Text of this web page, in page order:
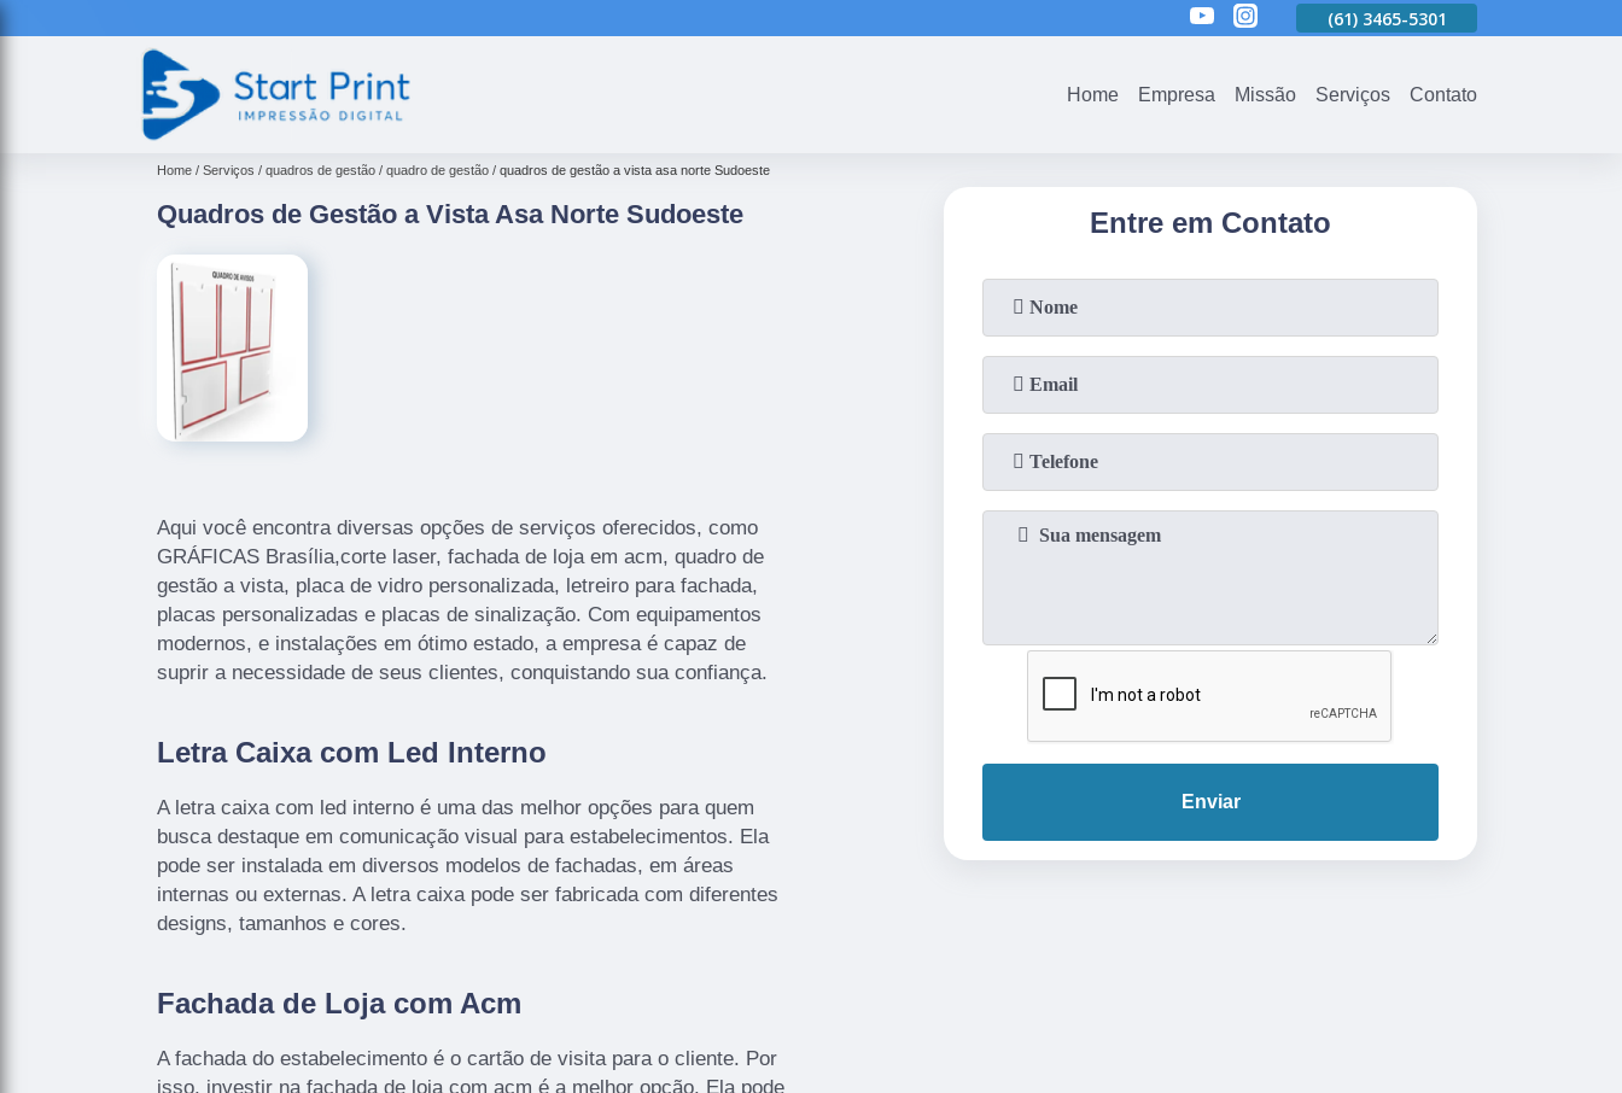
3465-5301 (61) 3465-5301
Home Empresa Missão Serviços Contato
Home Serviços quadros de gestão quadro de gestão quadros de gestão a vista asa norte Sudoeste
Quadros de Gestão a Vista Asa Norte Sudoeste
Aqui você encontra diversas opções de serviços oferecidos, como
GRÁFICAS Brasília,corte laser, fachada de loja em acm, quadro de
gestão a vista, placa de vidro personalizada, letreiro para fachada,
placas personalizadas e placas de sinalização. Com equipamentos
modernos, e instalações em ótimo estado, a empresa é capaz de
suprir a necessidade de seus clientes, conquistando sua confiança.
Letra Caixa com Led Interno
A letra caixa com led interno é uma das melhor opções para quem
busca destaque em comunicação visual para estabelecimentos. Ela
pode ser instalada em diversos modelos de fachadas, em áreas
internas ou externas. A letra caixa pode ser fabricada com diferentes
designs, tamanhos e cores.
Fachada de Loja com Acm
A fachada do estabelecimento é o cartão de visita para o cliente. Por
isso, investir na fachada de loja com acm é a melhor opção. Ela pode
Entre em Contato
Enviar